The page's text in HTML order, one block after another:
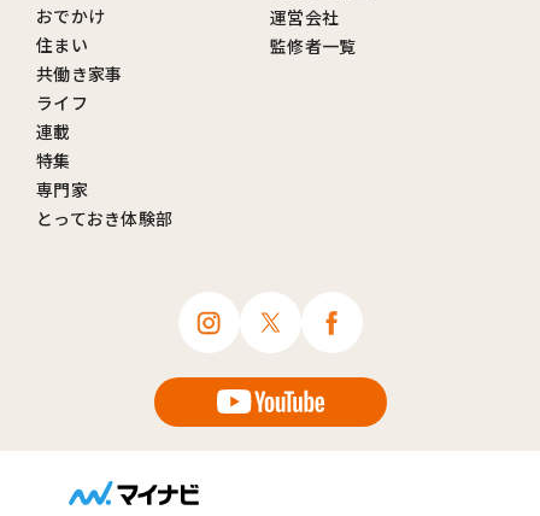
おでかけ
住まい
共働き家事
ライフ
連載
特集
専門家
とっておき体験部
運営会社
監修者一覧